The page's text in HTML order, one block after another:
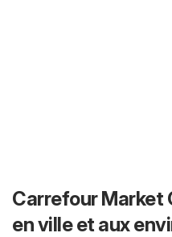
Carrefour Market
en ville et aux